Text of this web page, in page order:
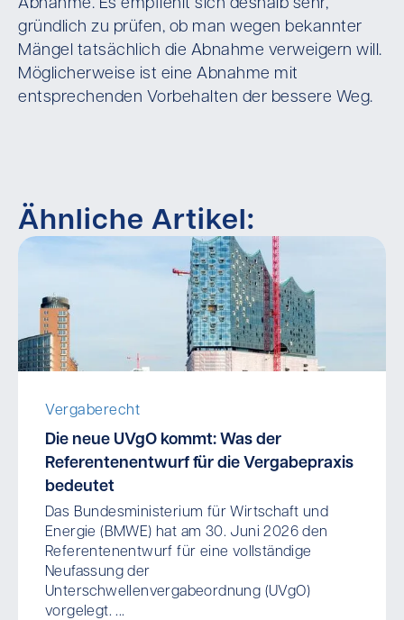
Abnahme. Es empfiehlt sich deshalb sehr,
gründlich zu prüfen, ob man wegen bekannter
Mängel tatsächlich die Abnahme verweigern will.
Möglicherweise ist eine Abnahme mit
entsprechenden Vorbehalten der bessere Weg.
Ähnliche Artikel:
Vergaberecht
Die neue UVgO kommt: Was der
Referentenentwurf für die Vergabepraxis
bedeutet
Das Bundesministerium für Wirtschaft und
Energie (BMWE) hat am 30. Juni 2026 den
Referentenentwurf für eine vollständige
Neufassung der
Unterschwellenvergabeordnung (UVgO)
vorgelegt. ...